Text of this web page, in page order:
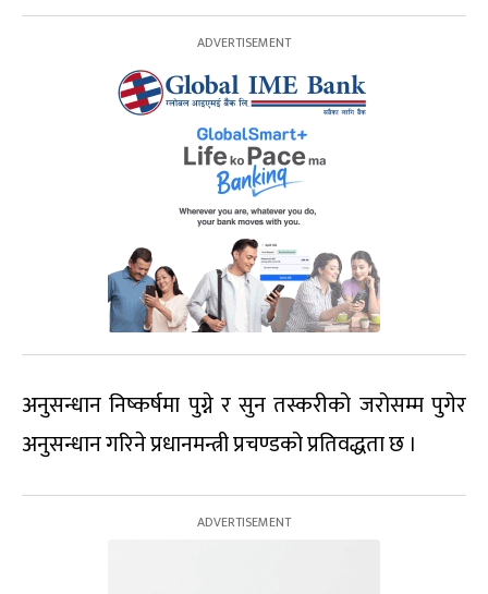
अनुसन्धान निष्कर्षमा पुग्ने र सुन तस्करीको जरोसम्म पुगेर
अनुसन्धान गरिने प्रधानमन्त्री प्रचण्डको प्रतिवद्धता छ ।